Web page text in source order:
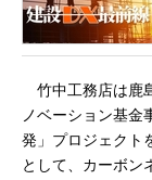
竹中工務店は鹿
ノベーション基金
発」プロジェクト
として、カーボン